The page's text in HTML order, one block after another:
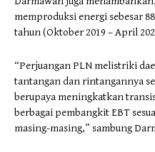
memproduksi energi sebesar
tahun (Oktober 2019 – April
“Perjuangan PLN melistriki
tantangan dan rintangannya
berupaya meningkatkan
berbagai pembangkit EBT
masing-masing,” sambung